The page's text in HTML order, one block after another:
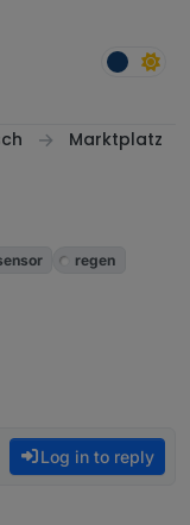
Marktplatz
regen
Log in to reply